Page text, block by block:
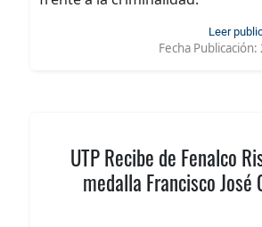
Leer
Fecha Publicación:
UTP Recibe de Fenalco
medalla Francisco José